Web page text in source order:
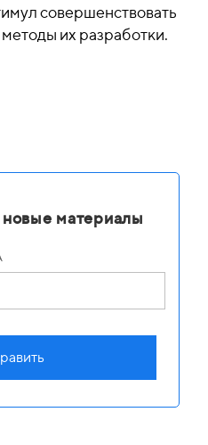
совершенствовать
их разработки.
новые материалы